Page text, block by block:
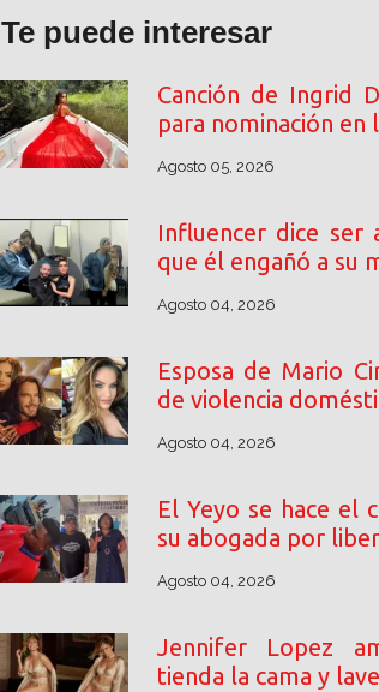
Te puede interesar
Canción de Ingrid
para nominación en
Agosto 05, 2026
Influencer dice ser
que él engañó a su
Agosto 04, 2026
Esposa de Mario
de violencia
Agosto 04, 2026
El Yeyo se hace el
su abogada por
Agosto 04, 2026
Jennifer Lopez
tienda la cama y